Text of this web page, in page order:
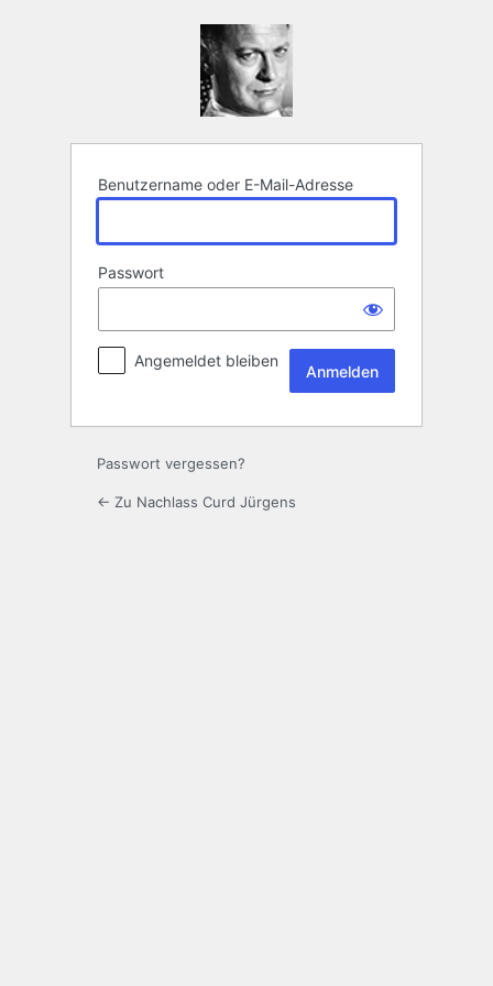
Benutzername oder E-Mail-Adresse
Passwort
Angemeldet bleiben
Passwort vergessen?
← Zu Nachlass Curd Jürgens